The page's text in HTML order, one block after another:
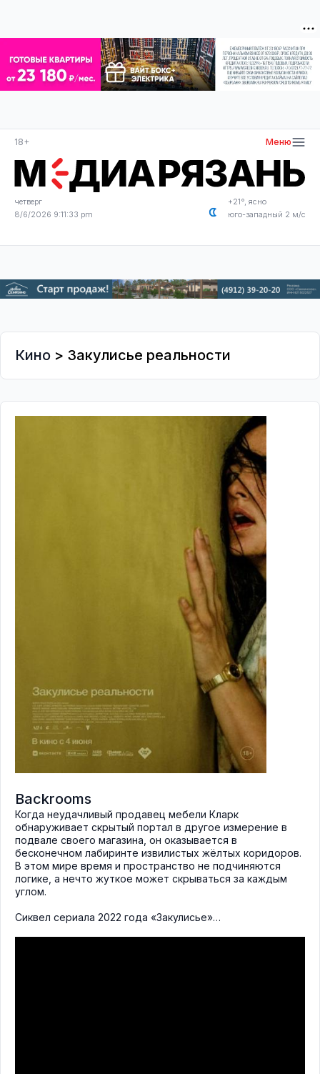
18+ Меню
четверг
8/6/2026 9:11:34 pm
+21°, ясно
юго-западный 2 м/с
Кино > Закулисье реальности
Backrooms
Когда неудачливый продавец мебели Кларк
обнаруживает скрытый портал в другое измерение в
подвале своего магазина, он оказывается в
бесконечном лабиринте извилистых жёлтых коридоров.
В этом мире время и пространство не подчиняются
логике, а нечто жуткое может скрываться за каждым
углом.
Сиквел сериала 2022 года «Закулисье»…